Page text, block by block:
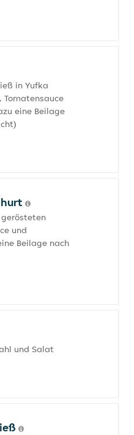
in Yufka
eine Beilage
und
Beilage nach
und Salat